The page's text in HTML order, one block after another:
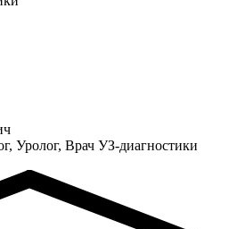
Уролог, Врач УЗ-диагностики